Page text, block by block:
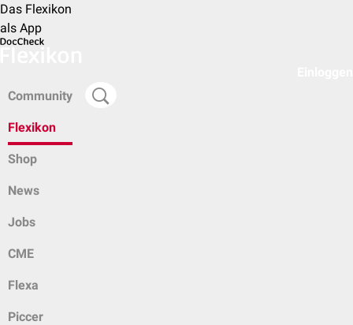
Das Flexikon
als App
Community
Flexikon
Shop
News
Jobs
CME
Flexa
Piccer